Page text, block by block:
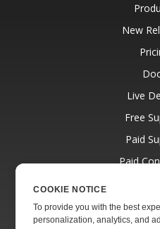
New
Live
Free
Paid
Paid
COOKIE NOTICE
To provide you with the best
personalization, analytics, and